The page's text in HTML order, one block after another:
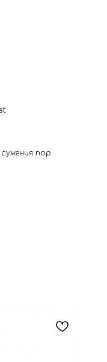
пор